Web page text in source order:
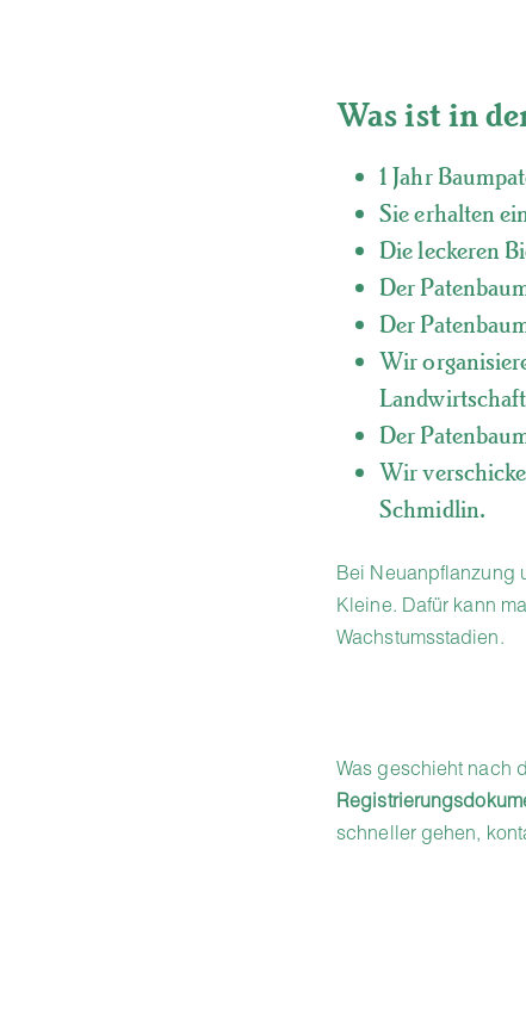
Was ist in
1 Jahr
Sie erhalten
Die leckeren
Der
Der
Wir
Der
Wir
Schmidlin.
Bei Neuanpflanzung
Kleine. Dafür kann
Wachstumsstadien.
Was geschieht nach
schneller gehen,